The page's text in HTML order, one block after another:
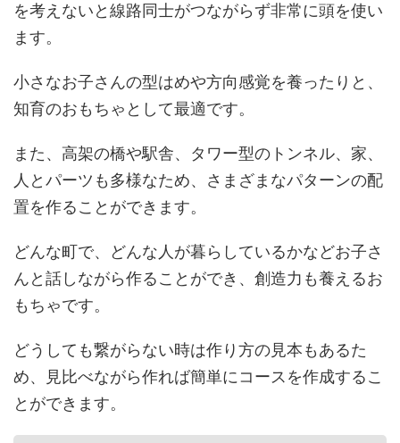
を考えないと線路同士がつながらず非常に頭を使い
ます。
小さなお子さんの型はめや方向感覚を養ったりと 、
知育のおもちゃとして最適です。
また、 高架の橋や駅舎、 タワー型の トンネル、 家、
人とパーツも多様なため、 さまざまなパターンの配
置を作ることができます。
どんな町で、 どんな人が暮らしているかなどお子さ
んと話しながら作ることができ 、 創造力も養えるお
もちゃです。
どうしても繋がらない時は作り方の見本もあるた
め、 見比べながら作れば簡単にコースを作成するこ
とができます。